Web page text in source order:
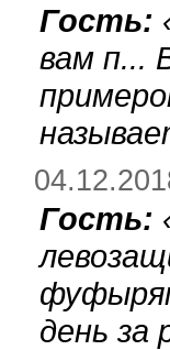
Гость:
вам п...
Гость:
день за